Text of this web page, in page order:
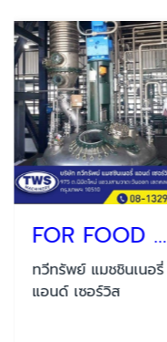
FOR FOOD AND CHEMICAL
ทวีทรัพย์ แมชชินเนอรี่
แอนด์ เซอร์วิส